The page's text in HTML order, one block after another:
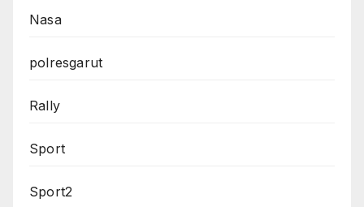
Nasa
polresgarut
Rally
Sport
Sport2